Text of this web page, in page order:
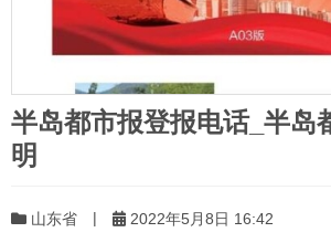
半岛都市报登报电话_半岛
明
山东省 |
2022年5月8日 16:42